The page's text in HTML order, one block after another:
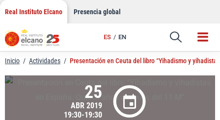
Saltar
contenido
Real Instituto Elcano Presencia global
ES EN
Enlace
Inicio / Actividades / Presentación en Ceuta del libro “Yihadismo y
25
ABR 2019
19:30-19:30